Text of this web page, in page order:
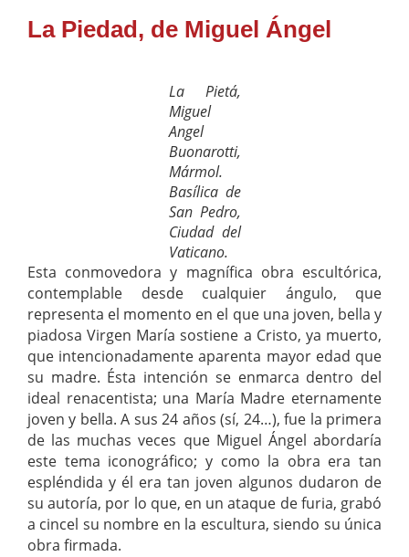
La Piedad, de Miguel Ángel
La Pietá,
Miguel
Angel
Buonarotti,
Mármol.
Basílica de
San Pedro,
Ciudad del
Vaticano.
Esta conmovedora y magnífica obra escultórica,
contemplable desde cualquier ángulo, que
representa el momento en el que una joven, bella y
piadosa Virgen María sostiene a Cristo, ya muerto,
que intencionadamente aparenta mayor edad que
su madre. Ésta intención se enmarca dentro del
ideal renacentista; una María Madre eternamente
joven y bella. A sus 24 años (sí, 24…), fue la primera
de las muchas veces que Miguel Ángel abordaría
este tema iconográfico; y como la obra era tan
espléndida y él era tan joven algunos dudaron de
su autoría, por lo que, en un ataque de furia, grabó
a cincel su nombre en la escultura, siendo su única
obra firmada.